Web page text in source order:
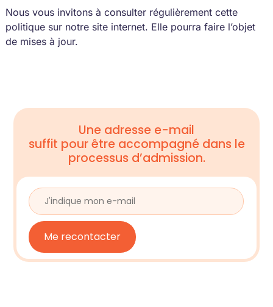
Nous vous invitons à consulter régulièrement cette
politique sur notre site internet. Elle pourra faire l’objet
de mises à jour.
Une adresse e-mail
suffit pour être accompagné dans le
processus d’admission.